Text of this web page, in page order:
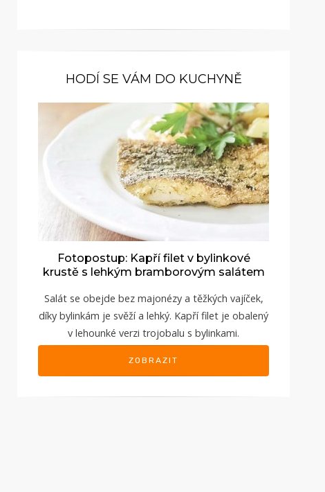
HODÍ SE VÁM DO KUCHYNĚ
Fotopostup: Kapří filet v bylinkové
krustě s lehkým bramborovým salátem
Salát se obejde bez majonézy a těžkých vajíček,
díky bylinkám je svěží a lehký. Kapří filet je obalený
v lehounké verzi trojobalu s bylinkami.
ZOBRAZIT